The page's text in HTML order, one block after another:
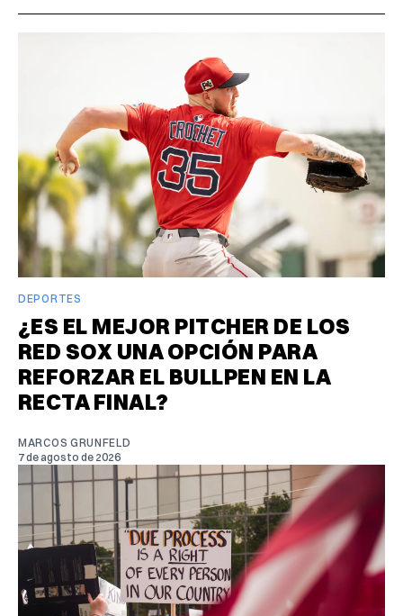
DEPORTES
¿ES EL MEJOR PITCHER DE LOS
RED SOX UNA OPCIÓN PARA
REFORZAR EL BULLPEN EN LA
RECTA FINAL?
MARCOS GRUNFELD
7 de agosto de 2026